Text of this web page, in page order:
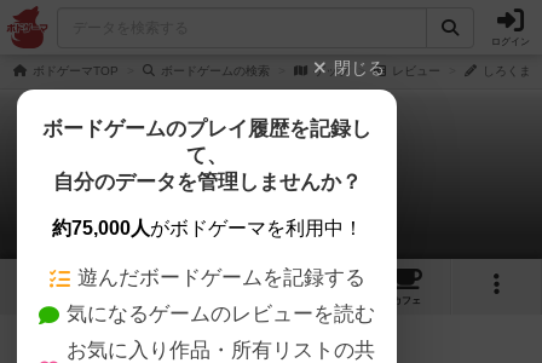
ログイン
ボドゲーマTOP ボードゲームの検索 ゲップ レビュー しろくま
ゲップ
しろくまどっとこむさんのレビュー
2 3
カフェ
60名 0名 0 6ヶ月前
閉じる
ボードゲームのプレイ履歴を記録し
て、
自分のデータを管理しませんか？
約75,000人がボドゲーマを利用中！
遊んだボードゲームを記録する
気になるゲームのレビューを読む
お気に入り作品・所有リストの共